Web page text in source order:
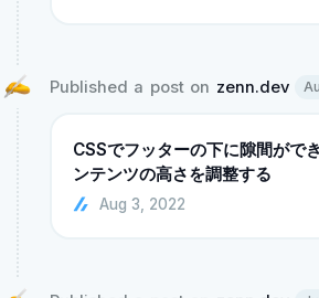
Published a post on zenn.dev
CSSでフッターの下に隙間がで
ンテンツの高さを調整する
Aug 3, 2022